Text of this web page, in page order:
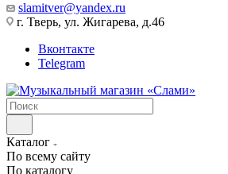
slamitver@yandex.ru
г. Тверь, ул. Жигарева, д.46
Вконтакте
Telegram
Каталог
По всему сайту
По каталогу